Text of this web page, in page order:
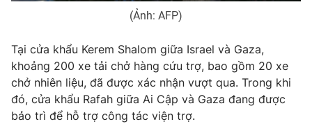
Thị trường 24h Tấm lòng Việt
VTV4 Vươn mình bằng AI
(Ảnh: AFP)
Tại cửa khẩu Kerem Shalom giữa Israel và Gaza,
khoảng 200 xe tải chở hàng cứu trợ, bao gồm 20 xe
chở nhiên liệu, đã được xác nhận vượt qua. Trong khi
đó, cửa khẩu Rafah giữa Ai Cập và Gaza đang được
bảo trì để hỗ trợ công tác viện trợ.